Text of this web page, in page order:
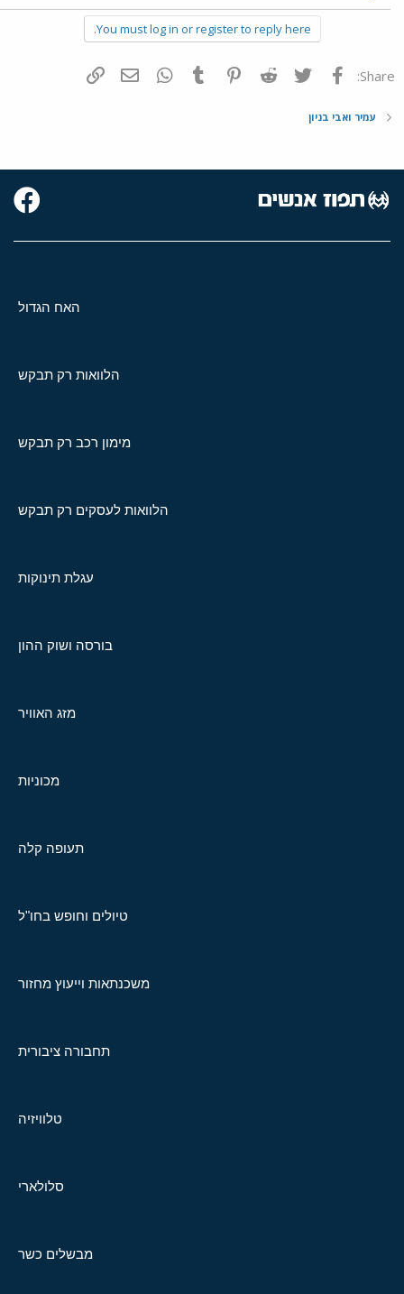
You must log in or register to reply here.
Share: פייסבוק Twitter
Reddit
Pinterest
Tumblr
WhatsAppדואר אלקטרוני
עמיר ואבי בניון
האח הגדול
הלוואות רק תבקש
מימון רכב רק תבקש
הלוואות לעסקים רק תבקש
עגלת תינוקות
בורסה ושוק ההון
מזג האוויר
מכוניות
תעופה קלה
טיולים וחופש בחו"ל
משכנתאות וייעוץ מחזור
תחבורה ציבורית
טלוויזיה
סלולארי
מבשלים כשר